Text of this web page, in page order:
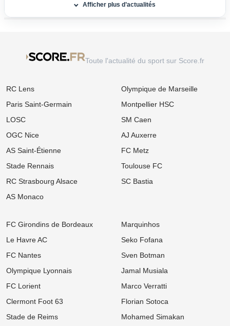
Mercato Strasbourg : Douche froide pour une piste d'expérience
devancée par un club anglais !
Mercato OM : Un rival de Ligue 1 s'immisce dans le dossier Ilan
FC Nantes : Une statistique effrayante plane sur la première
journée des hommes de Der Zakarian
12:00 Ligue 1
turque !
11:00 Ligue 1
Mercato Rennes : « Ce n’est pas mon style », un flop estival flingue
OL : Effectif à retoucher, latéraux ciblés... Le mercato lyonnais
s'embrase avant le retour contre le Sparta Prague
09:00 Ligue 2
s'enflamme pour les ex-Verts !
08:00 Ligue 1
Mercato LOSC : Feyenoord repousse les offensives lilloises pour
son prodige néerlandais
Afficher plus d’actualités
Toute l'actualité du sport sur Score.fr
RC Lens
Paris Saint-Germain
LOSC
OGC Nice
AS Saint-Étienne
Stade Rennais
RC Strasbourg Alsace
AS Monaco
Olympique de Marseille
Montpellier HSC
SM Caen
AJ Auxerre
FC Metz
Toulouse FC
SC Bastia
FC Girondins de Bordeaux
Le Havre AC
FC Nantes
Olympique Lyonnais
FC Lorient
Clermont Foot 63
Stade de Reims
Marquinhos
Seko Fofana
Sven Botman
Jamal Musiala
Marco Verratti
Florian Sotoca
Mohamed Simakan